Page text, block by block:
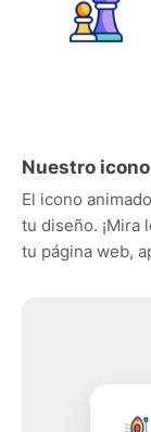
Nuestro
El icono
tu diseño. ¡Mira
tu página web,